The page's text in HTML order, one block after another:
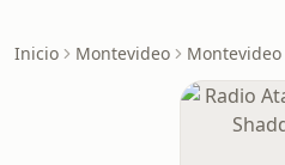
Inicio Montevideo Montevideo